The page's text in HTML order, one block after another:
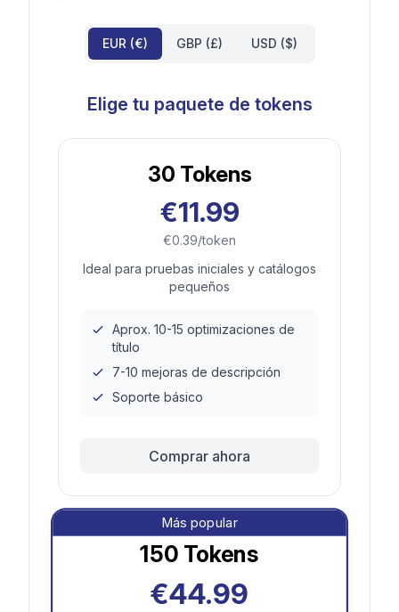
EUR (€) GBP (£) USD ($)
Elige tu paquete de tokens
30 Tokens
€11.99
€0.39/token
Ideal para pruebas iniciales y catálogos
pequeños
Aprox. 10-15 optimizaciones de
título
7-10 mejoras de descripción
Soporte básico
Comprar ahora
Más popular
150 Tokens
€44.99